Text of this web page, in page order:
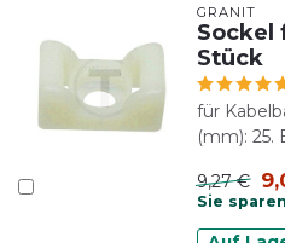
GRANIT
Sockel
Stück
für
(mm): 25.
9,27 €
Sie